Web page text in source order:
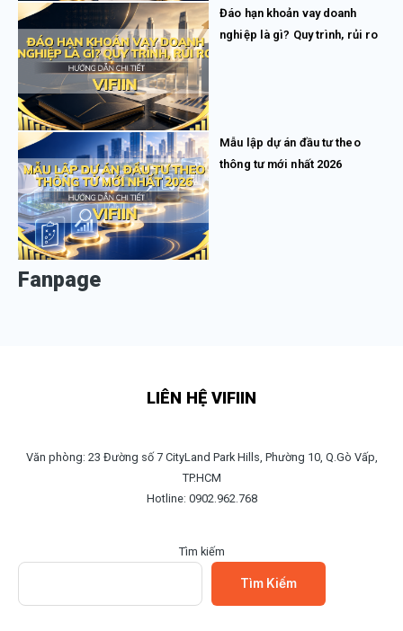
Đáo hạn khoản vay doanh
nghiệp là gì? Quy trình, rủi ro
Mẫu lập dự án đầu tư theo
thông tư mới nhất 2026
Fanpage
LIÊN HỆ VIFIIN
Văn phòng: 23 Đường số 7 CityLand Park Hills, Phường 10, Q.Gò Vấp,
TP.HCM
Hotline: 0902.962.768
Tìm kiếm
Tìm Kiếm